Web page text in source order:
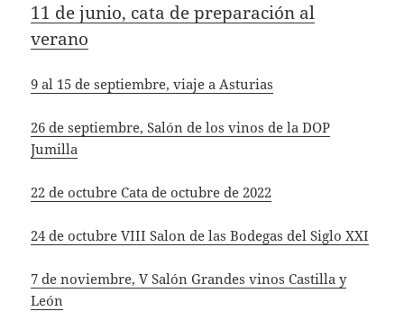
11 de junio, cata de preparación al
verano
9 al 15 de septiembre, viaje a Asturias
26 de septiembre, Salón de los vinos de la DOP
Jumilla
22 de octubre Cata de octubre de 2022
24 de octubre VIII Salon de las Bodegas del Siglo XXI
7 de noviembre, V Salón Grandes vinos Castilla y
León